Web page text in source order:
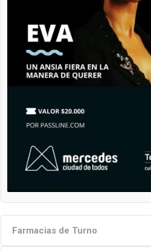
Farmacias de Turno